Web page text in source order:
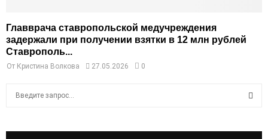
Главврача ставропольской медучреждения
задержали при получении взятки в 12 млн рублей
Ставрополь...
От Кристина Волкова 27.05.2026 0